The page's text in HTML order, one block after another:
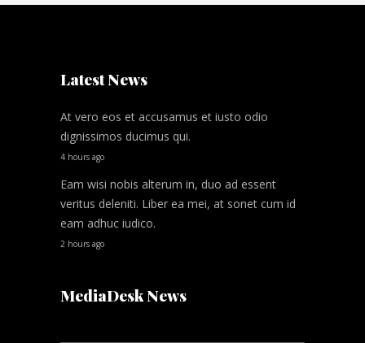
Latest News
At vero eos et accusamus et iusto odio
dignissimos ducimus qui.
4 hours ago
Eam wisi nobis alterum in, duo ad essent
veritus deleniti. Liber ea mei, at sonet cum id
eam adhuc iudico.
2 hours ago
MediaDesk News